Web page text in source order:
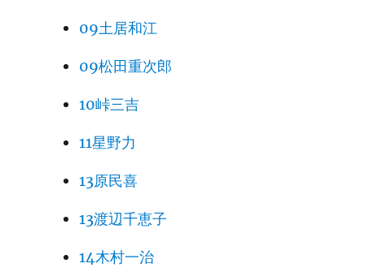
09土居和江
09松田重次郎
10峠三吉
11星野力
13原民喜
13渡辺千恵子
14木村一治